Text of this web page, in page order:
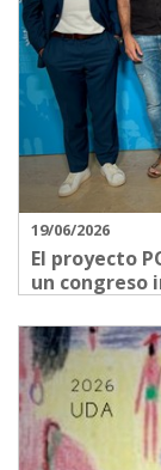
19/06/2026
El proyecto
un congreso